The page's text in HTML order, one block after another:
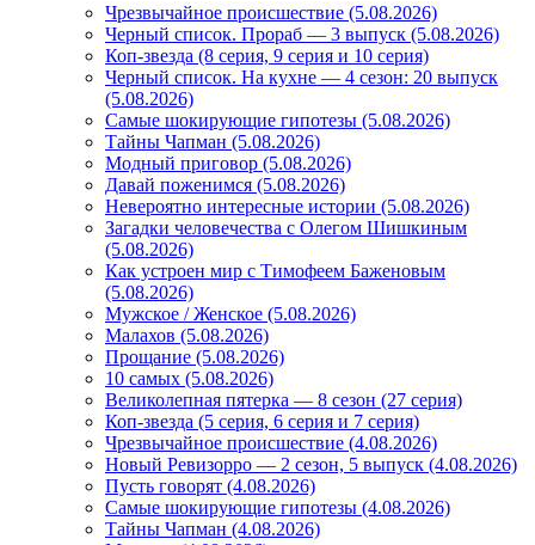
Чрезвычайное происшествие (5.08.2026)
Черный список. Прораб — 3 выпуск (5.08.2026)
Коп-звезда (8 серия, 9 серия и 10 серия)
Черный список. На кухне — 4 сезон: 20 выпуск
(5.08.2026)
Самые шокирующие гипотезы (5.08.2026)
Тайны Чапман (5.08.2026)
Модный приговор (5.08.2026)
Давай поженимся (5.08.2026)
Невероятно интересные истории (5.08.2026)
Загадки человечества с Олегом Шишкиным
(5.08.2026)
Как устроен мир с Тимофеем Баженовым
(5.08.2026)
Мужское / Женское (5.08.2026)
Малахов (5.08.2026)
Прощание (5.08.2026)
10 самых (5.08.2026)
Великолепная пятерка — 8 сезон (27 серия)
Коп-звезда (5 серия, 6 серия и 7 серия)
Чрезвычайное происшествие (4.08.2026)
Новый Ревизорро — 2 сезон, 5 выпуск (4.08.2026)
Пусть говорят (4.08.2026)
Самые шокирующие гипотезы (4.08.2026)
Тайны Чапман (4.08.2026)